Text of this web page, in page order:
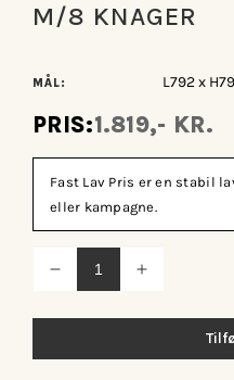
M/8 KNAGER
MÅL: L792 x
PRIS:1.819,- KR.
Fast Lav Pris er en stabil
eller kampagne.
Reducer
antallet
knagerække
Øg
knagerække